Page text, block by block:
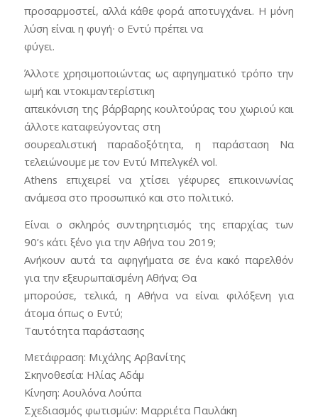
προσαρμοστεί, αλλά κάθε φορά αποτυγχάνει. Η μόνη
λύση είναι η φυγή∙ ο Εντύ πρέπει να
φύγει.
Άλλοτε χρησιμοποιώντας ως αφηγηματικό τρόπο την
ωμή και ντοκιμαντερίστικη
απεικόνιση της βάρβαρης κουλτούρας του χωριού και
άλλοτε καταφεύγοντας στη
σουρεαλιστική παραδοξότητα, η παράσταση Να
τελειώνουμε με τον Εντύ Μπελγκέλ vol.
Athens επιχειρεί να χτίσει γέφυρες επικοινωνίας
ανάμεσα στο προσωπικό και στο πολιτικό.
Είναι ο σκληρός συντηρητισμός της επαρχίας των
90’s κάτι ξένο για την Αθήνα του 2019;
Ανήκουν αυτά τα αφηγήματα σε ένα κακό παρελθόν
για την εξευρωπαϊσμένη Αθήνα; Θα
μπορούσε, τελικά, η Αθήνα να είναι φιλόξενη για
άτομα όπως ο Εντύ;
Ταυτότητα παράστασης
Μετάφραση: Μιχάλης Αρβανίτης
Σκηνοθεσία: Ηλίας Αδάμ
Kίνηση: Αουλόνα Λούπα
Σχεδιασμός φωτισμών: Μαρριέτα Παυλάκη